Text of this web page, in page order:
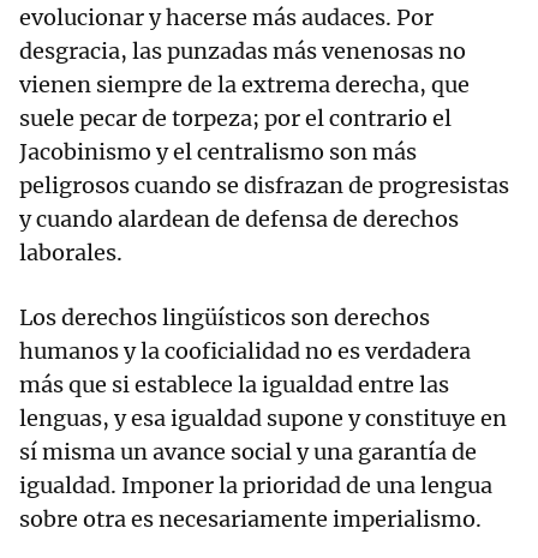
evolucionar y hacerse más audaces. Por
desgracia, las punzadas más venenosas no
vienen siempre de la extrema derecha, que
suele pecar de torpeza; por el contrario el
Jacobinismo y el centralismo son más
peligrosos cuando se disfrazan de progresistas
y cuando alardean de defensa de derechos
laborales.
Los derechos lingüísticos son derechos
humanos y la cooficialidad no es verdadera
más que si establece la igualdad entre las
lenguas, y esa igualdad supone y constituye en
sí misma un avance social y una garantía de
igualdad. Imponer la prioridad de una lengua
sobre otra es necesariamente imperialismo.